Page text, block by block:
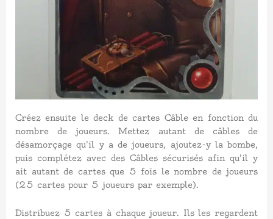
Créez ensuite le deck de cartes Câble en fonction du
nombre de joueurs. Mettez autant de câbles de
désamorçage qu’il y a de joueurs, ajoutez-y la bombe,
puis complétez avec des Câbles sécurisés afin qu’il y
ait autant de cartes que 5 fois le nombre de joueurs
(25 cartes pour 5 joueurs par exemple).
Distribuez 5 cartes à chaque joueur. Ils les regardent